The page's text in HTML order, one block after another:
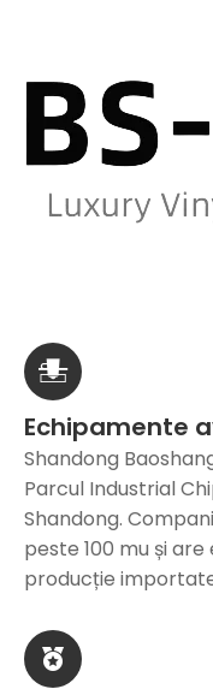
Echipamente
Shandong
Parcul Industrial
Shandong.
peste 100 mu și
producție